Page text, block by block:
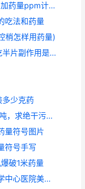
总碱度200mg/L等于多少pPm？ 加药量ppm计算公式
吃法和药量
梢怎样用药量)
你好，请问氨磺必利片每天晚上吃半片副作用是啥？ 吃氨磺必利2片药量大吗
多少克药
污泥含水率60%，吨泥加药量0.2吨，求绝干污泥加药量
量符号图片
符号手写
破1米药量
国际医学专家一览表 西安国际医学中心医院美容科